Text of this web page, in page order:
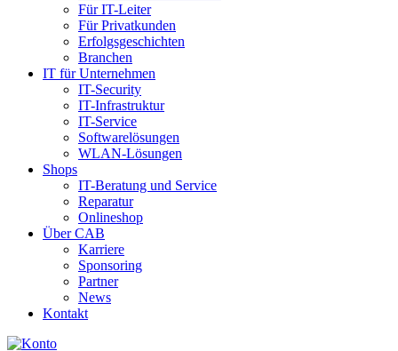
Für IT-Leiter
Für Privatkunden
Erfolgsgeschichten
Branchen
IT für Unternehmen
IT-Security
IT-Infrastruktur
IT-Service
Softwarelösungen
WLAN-Lösungen
Shops
IT-Beratung und Service
Reparatur
Onlineshop
Über CAB
Karriere
Sponsoring
Partner
News
Kontakt